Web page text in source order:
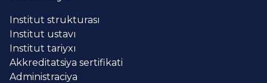
Institut strukturası
Institut ustavı
Institut tariyxı
Akkreditatsiya sertifikati
Administraciya